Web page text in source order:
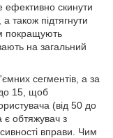
скинути
також підтягнути
покращують
на загальний
сегментів, а за
до 15, щоб
(від 50 до
обтяжувач з
вправи. Чим